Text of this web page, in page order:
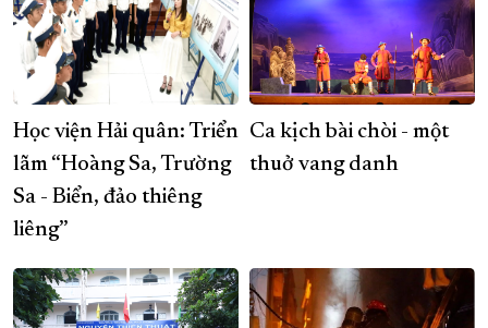
Học viện Hải quân: Triển
lãm “Hoàng Sa, Trường
Sa - Biển, đảo thiêng
liêng”
Ca kịch bài chòi - một
thuở vang danh